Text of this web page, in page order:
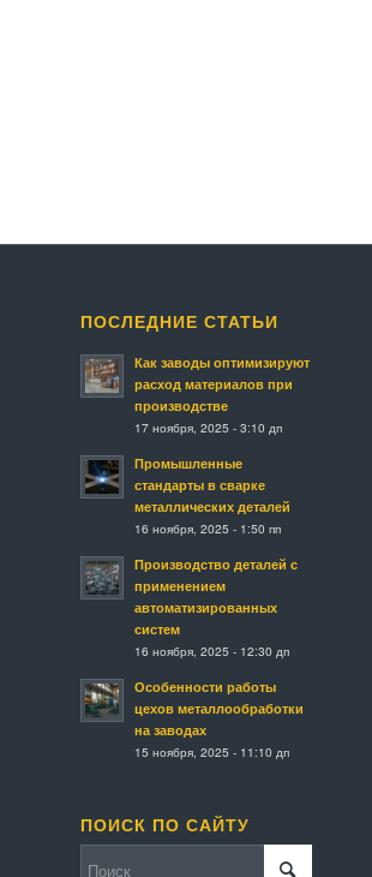
ПОСЛЕДНИЕ СТАТЬИ
Как заводы оптимизируют
расход материалов при
производстве
17 ноября, 2025 - 3:10 дп
Промышленные
стандарты в сварке
металлических деталей
16 ноября, 2025 - 1:50 пп
Производство деталей с
применением
автоматизированных
систем
16 ноября, 2025 - 12:30 дп
Особенности работы
цехов металлообработки
на заводах
15 ноября, 2025 - 11:10 дп
ПОИСК ПО САЙТУ